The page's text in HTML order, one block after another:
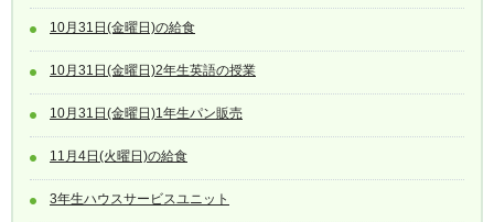
10月31日(金曜日)の給食
10月31日(金曜日)2年生英語の授業
10月31日(金曜日)1年生パン販売
11月4日(火曜日)の給食
3年生ハウスサービスユニット